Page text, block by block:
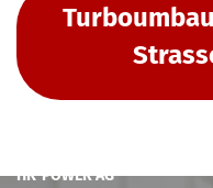
HK-POWER AG